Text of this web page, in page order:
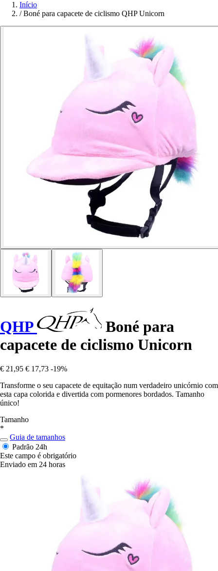
Início
/ Boné para capacete de ciclismo QHP Unicorn
QHP
Boné para
capacete de ciclismo Unicorn
€ 21,95 € 17,73 -19%
Transforme o seu capacete de equitação num verdadeiro unicórnio com
esta capa colorida e divertida com pormenores bordados. Tamanho
único!
Tamanho
*
Guia de tamanhos
Padrão 24h
Este campo é obrigatório
Enviado em 24 horas